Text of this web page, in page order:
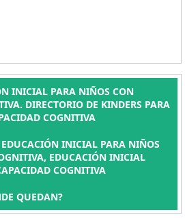
INICIAL PARA NIÑOS CON
DIRECTORIO DE KINDERS PARA
COGNITIVA
INICIAL PARA NIÑOS
EDUCACIÓN INICIAL
COGNITIVA
QUEDAN?